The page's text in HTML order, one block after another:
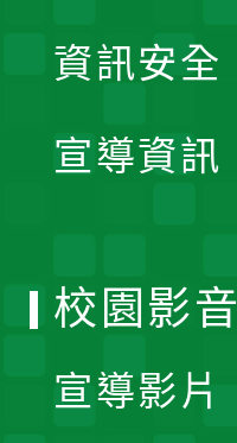
資訊安全
宣導資訊
校園影音
宣導影片